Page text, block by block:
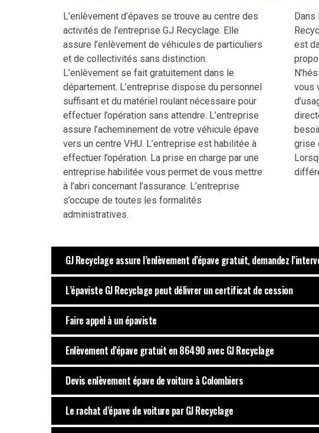
L’enlèvement d’épaves se trouve au centre des
activités de l’entreprise GJ Recyclage. Elle
assure l’enlèvement de véhicules de particuliers
et de collectivités sans distinction.
L’enlèvement se fait gratuitement dans le
département. L’entreprise dispose du personnel
suffisant et du matériel roulant nécessaire pour
effectuer l’opération sans attendre. L’entreprise
assure l’acheminement de votre véhicule épave
vers un centre VHU. L’entreprise est habilitée à
effectuer l’opération. La prise en charge par une
entreprise habilitée vous permet de vous mettre
à l’abri concernant l’assurance. L’entreprise
s’occupe de toutes les formalités
administratives.
est
vous
grise
GJ Recyclage assure l’enlèvement d’épave gratuit, demandez
L’épaviste GJ Recyclage peut délivrer un certificat de cession
Faire appel à un épaviste
Enlèvement d’épave gratuit en 86490 avec GJ Recyclage
Devis enlèvement épave de voiture à Colombiers
Le rachat d’épave de voiture par GJ Recyclage